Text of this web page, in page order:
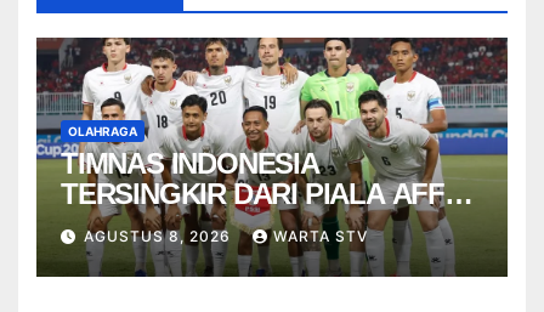
OLAHRAGA
TIMNAS INDONESIA
TERSINGKIR DARI PIALA AFF
2026
AGUSTUS 8, 2026 WARTA STV